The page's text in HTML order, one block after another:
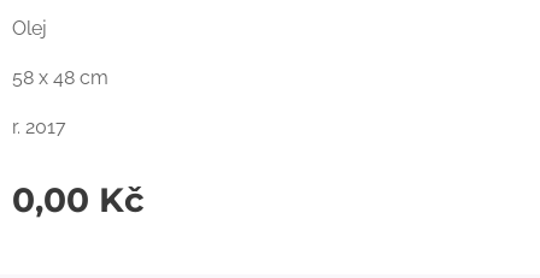
Olej
58 x 48 cm
r. 2017
0,00 Kč